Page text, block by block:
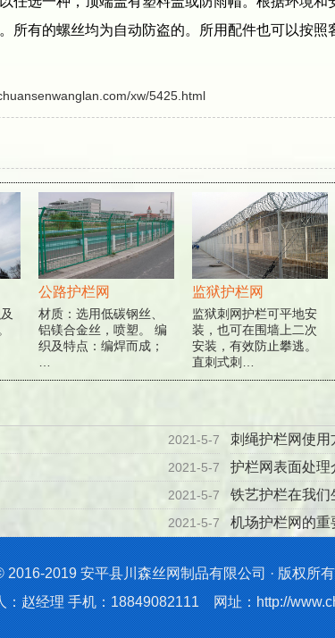
所有的螺丝均为自动防盗的。所用配件也可以按照
xw/5425.html
公路护栏网
材质：选用低碳钢丝、
铝镁合金丝，喷塑。 编
织及特点：编焊而成；
监狱护栏网
监狱刺网护栏可平地安
装，也可在围墙上二次
安装，有效防止攀逃。
直刺式刺…
2021-5-7 刺绳护栏网使用
2021-5-7 护栏网表面处理
2021-5-7 铁艺护栏在我
2021-5-7 机场护栏网的重
2016-2019 安平县川森丝网制品有限公司 · 版权所
：赵经理 手机：18849082111 网址：http://